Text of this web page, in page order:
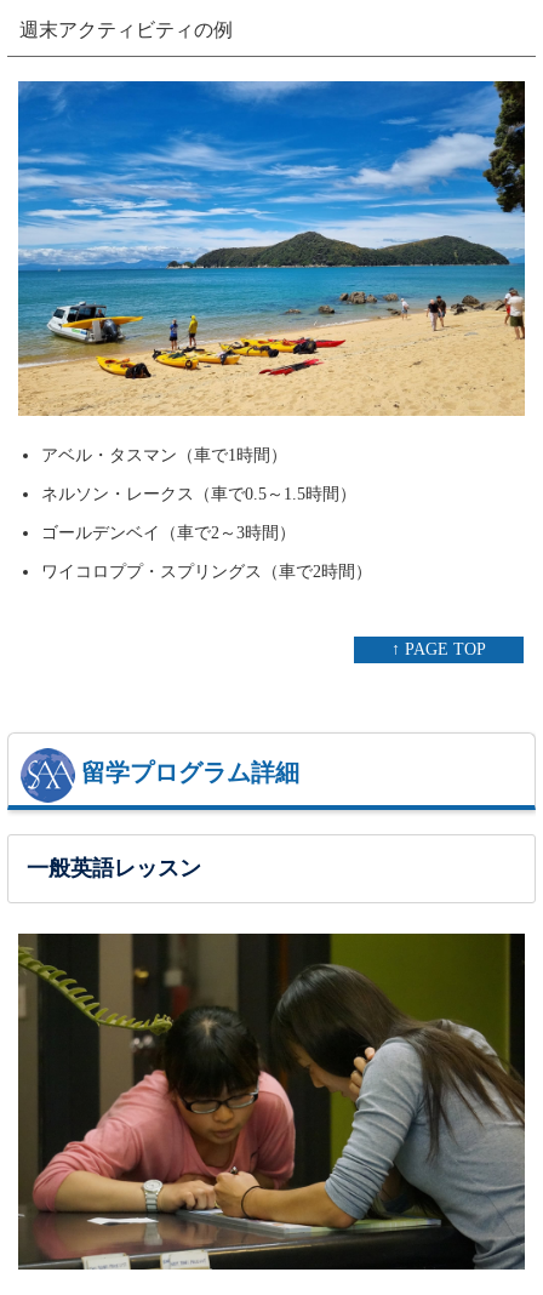
週末アクティビティの例
アベル・タスマン（車で1時間）
ネルソン・レークス（車で0.5～1.5時間）
ゴールデンベイ（車で2～3時間）
ワイコロププ・スプリングス（車で2時間）
↑ PAGE TOP
留学プログラム詳細
一般英語レッスン